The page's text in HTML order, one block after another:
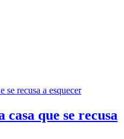
que se recusa